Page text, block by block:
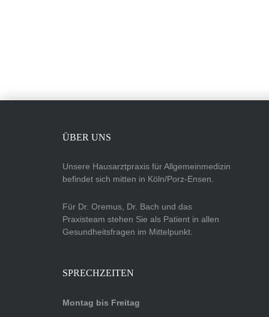
ÜBER UNS
Unsere Hausarztpraxis für Allgemeinmedizin
befindet sich mitten in Köln/Porz-Ensen.
Für Dr. Oremus, Dr. Bach und das
Praxisteam stehen Sie als Patient in allen
Gesundheitsfragen im Mittelpunkt.
SPRECHZEITEN
Montag bis Freitag